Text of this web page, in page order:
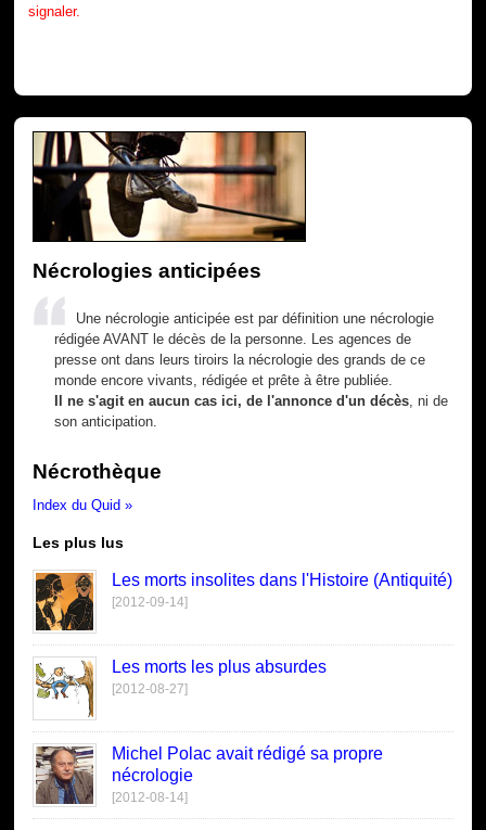
signaler.
Nécrologies anticipées
Une nécrologie anticipée est par définition une nécrologie
rédigée AVANT le décès de la personne. Les agences de
presse ont dans leurs tiroirs la nécrologie des grands de ce
monde encore vivants, rédigée et prête à être publiée.
Il ne s'agit en aucun cas ici, de l'annonce d'un décès , ni de
son anticipation.
Nécrothèque
Index du Quid »
Les plus lus
Les morts insolites dans l'Histoire (Antiquité)
[2012-09-14]
Les morts les plus absurdes
[2012-08-27]
Michel Polac avait rédigé sa propre
nécrologie
[2012-08-14]